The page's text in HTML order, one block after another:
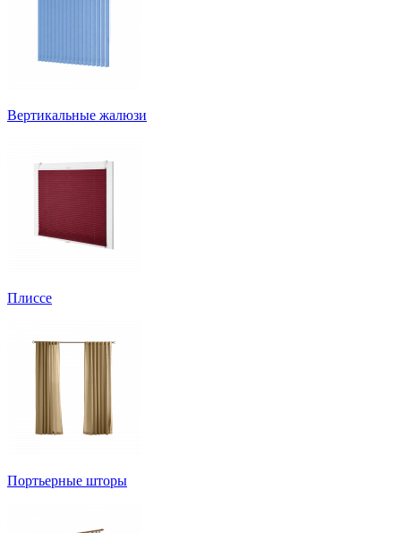
Вертикальные жалюзи
Плиссе
Портьерные шторы